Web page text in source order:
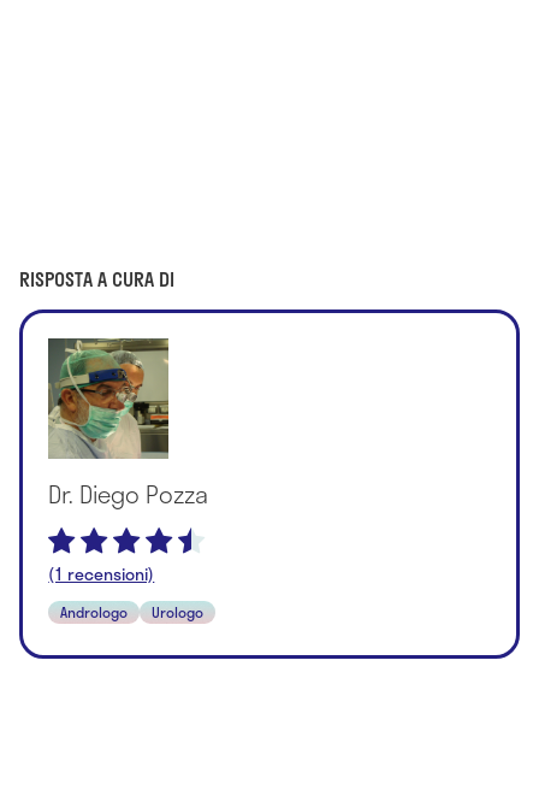
RISPOSTA A CURA DI
Dr. Diego Pozza
(1 recensioni)
Andrologo Urologo